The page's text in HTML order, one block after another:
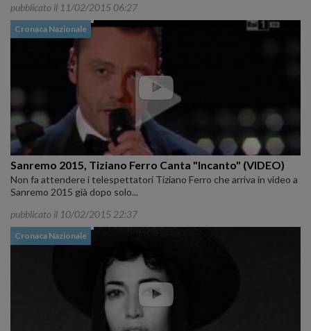
pubblicato il 11/02/2015 06:27
Cronaca Nazionale
Sanremo 2015, Tiziano Ferro Canta "Incanto" (VIDEO)
Non fa attendere i telespettatori Tiziano Ferro che arriva in video a
Sanremo 2015 già dopo solo...
pubblicato il 10/02/2015 22:37
Cronaca Nazionale